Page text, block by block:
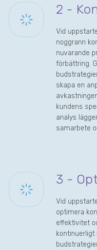
2 -
Vid
noggrann
nuvarande
förbättring.
skapa en
kundens
analys
samarbete
3 -
Vid
optimera
effektivitet